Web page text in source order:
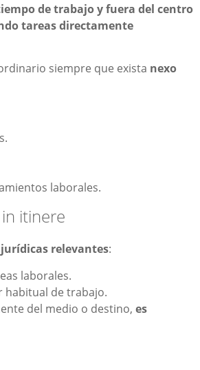
de trabajo y fuera del centro
tareas directamente
siempre que exista nexo
laborales.
itinere
relevantes:
laborales.
habitual de trabajo.
del medio o destino, es